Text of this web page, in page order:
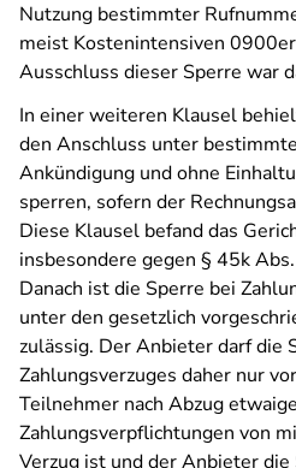
Nutzung bestimmter
meist Kostenintensiven
Ausschluss dieser Sperre war
In einer weiteren Klausel
den Anschluss unter
Ankündigung und ohne
sperren, sofern der
Diese Klausel befand das
insbesondere gegen § 45k
Danach ist die Sperre bei
unter den gesetzlich
zulässig. Der Anbieter darf die
Zahlungsverzuges daher nur
Teilnehmer nach Abzug
Zahlungsverpflichtungen von
Verzug ist und der Anbieter